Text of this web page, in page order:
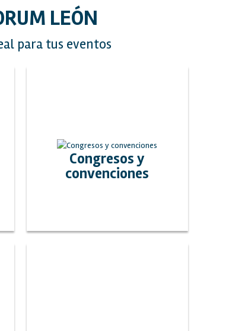
LEÓN
para tus eventos
Congresos y
convenciones